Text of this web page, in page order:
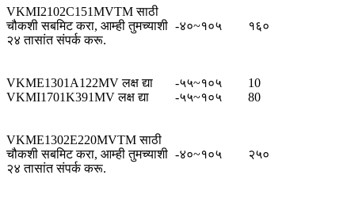
VKMI2102C151MVTM साठी
चौकशी सबमिट करा, आम्ही तुमच्याशी
२४ तासांत संपर्क करू.
-४०~१०५ १६०
VKME1301A122MV लक्ष द्या -५५~१०५
10
VKMI1701K391MV लक्ष द्या
-५५~१०५ 80
VKME1302E220MVTM साठी
चौकशी सबमिट करा, आम्ही तुमच्याशी
२४ तासांत संपर्क करू.
-४०~१०५ २५०